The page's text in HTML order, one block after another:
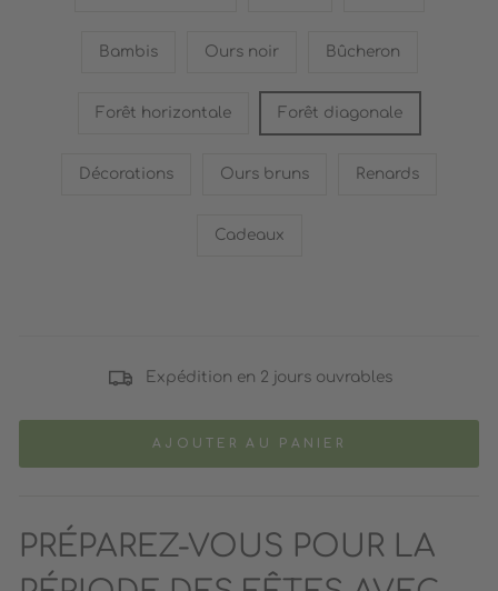
Bambis Ours noir Bûcheron
Forêt horizontale Forêt diagonale
Décorations Ours bruns Renards
Cadeaux
Expédition en 2 jours ouvrables
AJOUTER AU PANIER
PRÉPAREZ-VOUS POUR LA